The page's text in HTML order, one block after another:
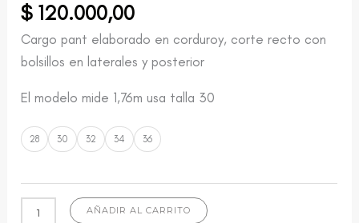
$120.000,00
Cargo pant elaborado en corduroy, corte recto con
bolsillos en laterales y posterior
El modelo mide 1,76m usa talla 30
28 30 32 34 36
AÑADIR AL CARRITO